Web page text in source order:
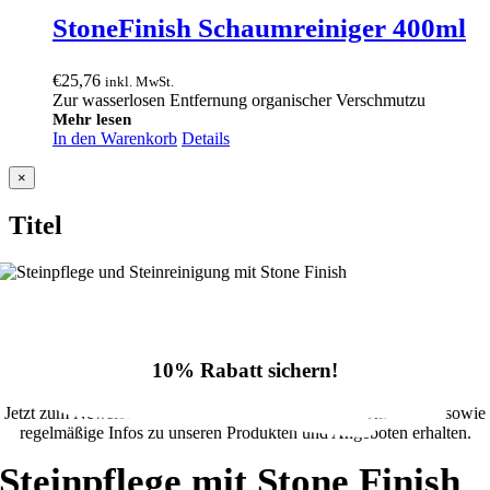
StoneFinish Schaumreiniger 400ml
€25,76 inkl. MwSt.
Zur wasserlosen Entfernung organischer Verschmutzu
Mehr lesen
In den Warenkorb Details
Close
product
view
×
Titel
10% Rabatt sichern!
Jetzt zum Newsletter anmelden und 10% Rabatt im Onlineshop sowie
regelmäßige Infos zu unseren Produkten und Angeboten erhalten.
Steinpflege mit Stone Finish